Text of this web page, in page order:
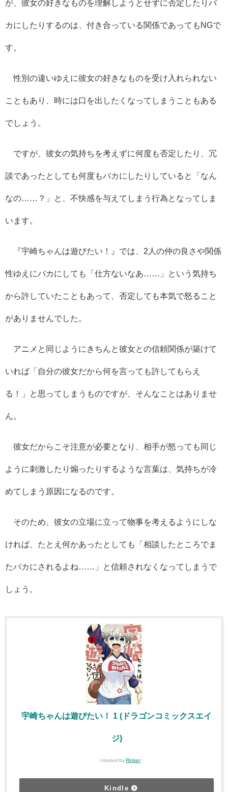
が、彼女の好きなものを理解しようとせずに否定したりバ
カにしたりするのは、付き合っている関係であってもNGで
す。
性別の違いゆえに彼女の好きなものを受け入れられない
こともあり、時には口を出したくなってしまうこともある
でしょう。
ですが、彼女の気持ちを考えずに何度も否定したり、冗
談であったとしても何度もバカにしたりしていると「なん
なの……？」と、不快感を与えてしまう行為となってしま
います。
『宇崎ちゃんは遊びたい！』では、2人の仲の良さや関係
性ゆえにバカにしても「仕方ないなあ……」という気持ち
から許していたこともあって、否定しても本気で怒ること
がありませんでした。
アニメと同じようにきちんと彼女との信頼関係が築けて
いれば「自分の彼女だから何を言っても許してもらえ
る！」と思ってしまうものですが、そんなことはありませ
ん。
彼女だからこそ注意が必要となり、相手が怒っても同じ
ように刺激したり煽ったりするような言葉は、気持ちが冷
めてしまう原因になるのです。
そのため、彼女の立場に立って物事を考えるようにしな
ければ、たとえ何かあったとしても「相談したところでま
たバカにされるよね……」と信頼されなくなってしまうで
しょう。
宇崎ちゃんは遊びたい！ 1 (ドラゴンコミックスエイ
ジ)
created by Rinker
Kindle